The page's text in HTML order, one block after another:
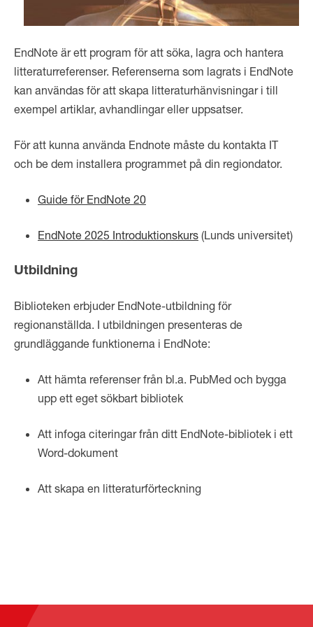
EndNote är ett program för att söka, lagra och hantera
litteraturreferenser. Referenserna som lagrats i EndNote
kan användas för att skapa litteraturhänvisningar i till
exempel artiklar, avhandlingar eller uppsatser.
För att kunna använda Endnote måste du kontakta IT
och be dem installera programmet på din regiondator.
Guide för EndNote 20
EndNote 2025 Introduktionskurs (Lunds universitet)
Utbildning
Biblioteken erbjuder EndNote-utbildning för
regionanställda. I utbildningen presenteras de
grundläggande funktionerna i EndNote:
Att hämta referenser från bl.a. PubMed och bygga
upp ett eget sökbart bibliotek
Att infoga citeringar från ditt EndNote-bibliotek i ett
Word-dokument
Att skapa en litteraturförteckning